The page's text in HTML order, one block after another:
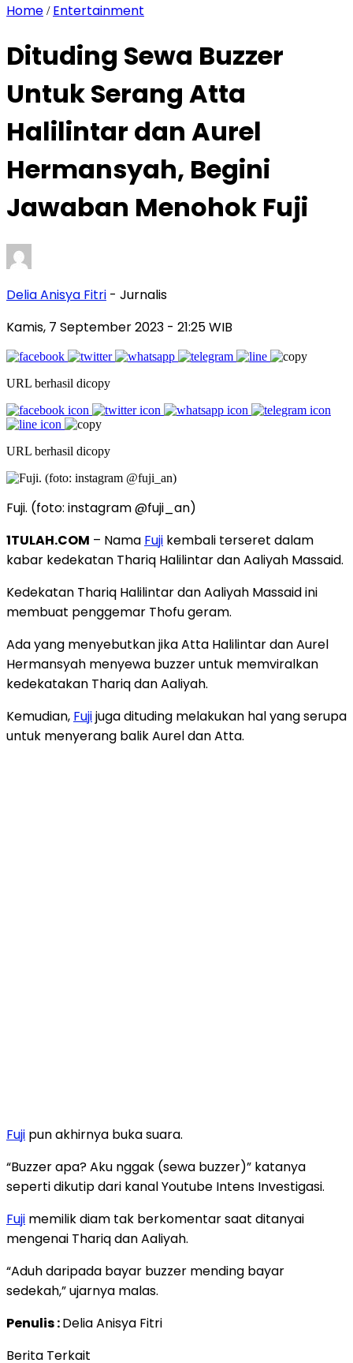
Home / Entertainment
Dituding Sewa Buzzer
Untuk Serang Atta
Halilintar dan Aurel
Hermansyah, Begini
Jawaban Menohok Fuji
Delia Anisya Fitri - Jurnalis
Kamis, 7 September 2023 - 21:25 WIB
URL berhasil dicopy
URL berhasil dicopy
Fuji. (foto: instagram @fuji_an)
1TULAH.COM – Nama Fuji kembali terseret dalam
kabar kedekatan Thariq Halilintar dan Aaliyah Massaid.
Kedekatan Thariq Halilintar dan Aaliyah Massaid ini
membuat penggemar Thofu geram.
Ada yang menyebutkan jika Atta Halilintar dan Aurel
Hermansyah menyewa buzzer untuk memviralkan
kedekatakan Thariq dan Aaliyah.
Kemudian, Fujijuga dituding melakukan hal yang serupa
untuk menyerang balik Aurel dan Atta.
Fuji pun akhirnya buka suara.
“Buzzer apa? Aku nggak (sewa buzzer)” katanya
seperti dikutip dari kanal Youtube Intens Investigasi.
Fuji memilik diam tak berkomentar saat ditanyai
mengenai Thariq dan Aaliyah.
“Aduh daripada bayar buzzer mending bayar
sedekah,” ujarnya malas.
Penulis :Delia Anisya Fitri
Berita Terkait